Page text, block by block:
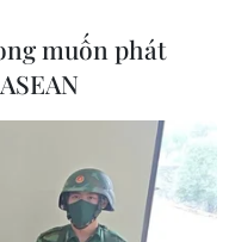
muốn phát